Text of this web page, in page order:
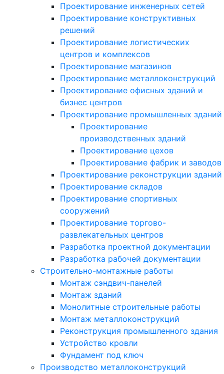
Проектирование инженерных сетей
Проектирование конструктивных
решений
Проектирование логистических
центров и комплексов
Проектирование магазинов
Проектирование металлоконструкций
Проектирование офисных зданий и
бизнес центров
Проектирование промышленных зданий
Проектирование
производственных зданий
Проектирование цехов
Проектирование фабрик и заводов
Проектирование реконструкции зданий
Проектирование складов
Проектирование спортивных
сооружений
Проектирование торгово-
развлекательных центров
Разработка проектной документации
Разработка рабочей документации
Строительно-монтажные работы
Монтаж сэндвич-панелей
Монтаж зданий
Монолитные строительные работы
Монтаж металлоконструкций
Реконструкция промышленного здания
Устройство кровли
Фундамент под ключ
Производство металлоконструкций